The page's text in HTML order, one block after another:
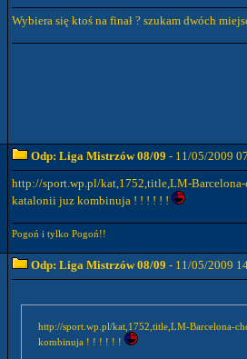
Wybiera się ktoś na finał ? szukam dwóch
Odp: Liga Mistrzów 08/09 - 11/05/2009
http://sport.wp.pl/kat,1752,title,LM-
katalonii juz kombinuja ! ! ! ! ! !
Pogoń i tylko Pogoń!!
Odp: Liga Mistrzów 08/09 - 11/05/2009
http://sport.wp.pl/kat,1752,title,LM-Barcelona-
kombinuja ! ! ! ! ! !